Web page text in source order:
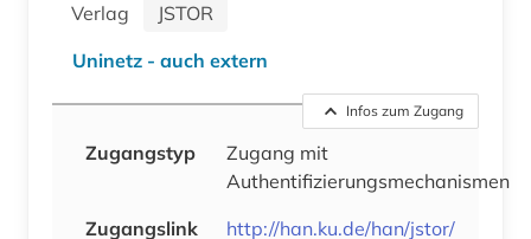
Verlag
JSTOR
Uninetz - auch extern
Infos zum Zugang
Zugangstyp
Zugang mit
Authentifizierungsmechanismen
Zugangslink
http://han.ku.de/han/jstor/